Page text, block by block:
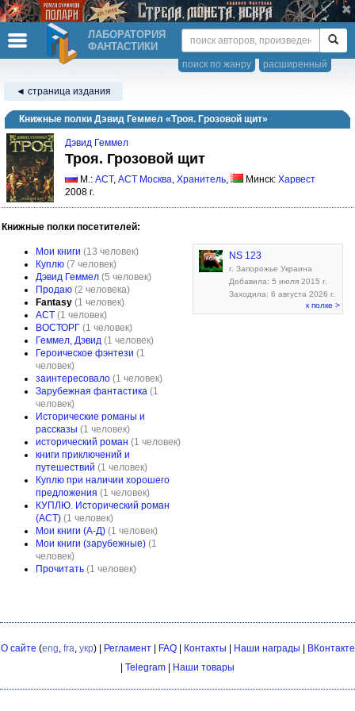
ЛАБОРАТОРИЯ
ФАНТАСТИКИ
расширенный
поиск по жанру
◄ страница издания
Книжные полки Дэвид Геммел «Троя. Грозовой щит»
Дэвид Геммел
Троя. Грозовой щит
М.: АСТ, АСТ Москва, Хранитель, Минск: Харвест
2008 г.
Книжные полки посетителей:
Мои книги (13 человек)
Куплю (7 человек)
Дэвид Геммел (5 человек)
Продаю (2 человека)
Fantasy (1 человек)
АСТ (1 человек)
ВОСТОРГ (1 человек)
Геммел, Дэвид (1 человек)
Героическое фэнтези (1
человек)
заинтересовало (1 человек)
Зарубежная фантастика (1
человек)
Исторические романы и
рассказы (1 человек)
исторический роман (1 человек)
книги приключений и
путешествий (1 человек)
Куплю при наличии хорошего
предложения (1 человек)
КУПЛЮ. Исторический роман
(АСТ) (1 человек)
Мои книги (А-Д) (1 человек)
Мои книги (зарубежные) (1
человек)
Прочитать (1 человек)
NS 123
г. Запорожье Украина
Добавила: 5 июля 2015 г.
Заходила: 6 августа 2026 г.
к полке >
О сайте (eng, fra, укр) | Регламент| FAQ| Контакты Наши награды
ВКонтакте
Telegram Наши товары